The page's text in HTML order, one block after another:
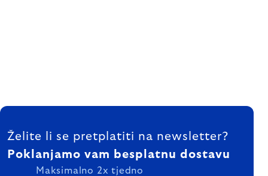
FOOTER
Želite li se pretplatiti na newsletter?
Poklanjamo vam besplatnu dostavu
Maksimalno 2x tjedno